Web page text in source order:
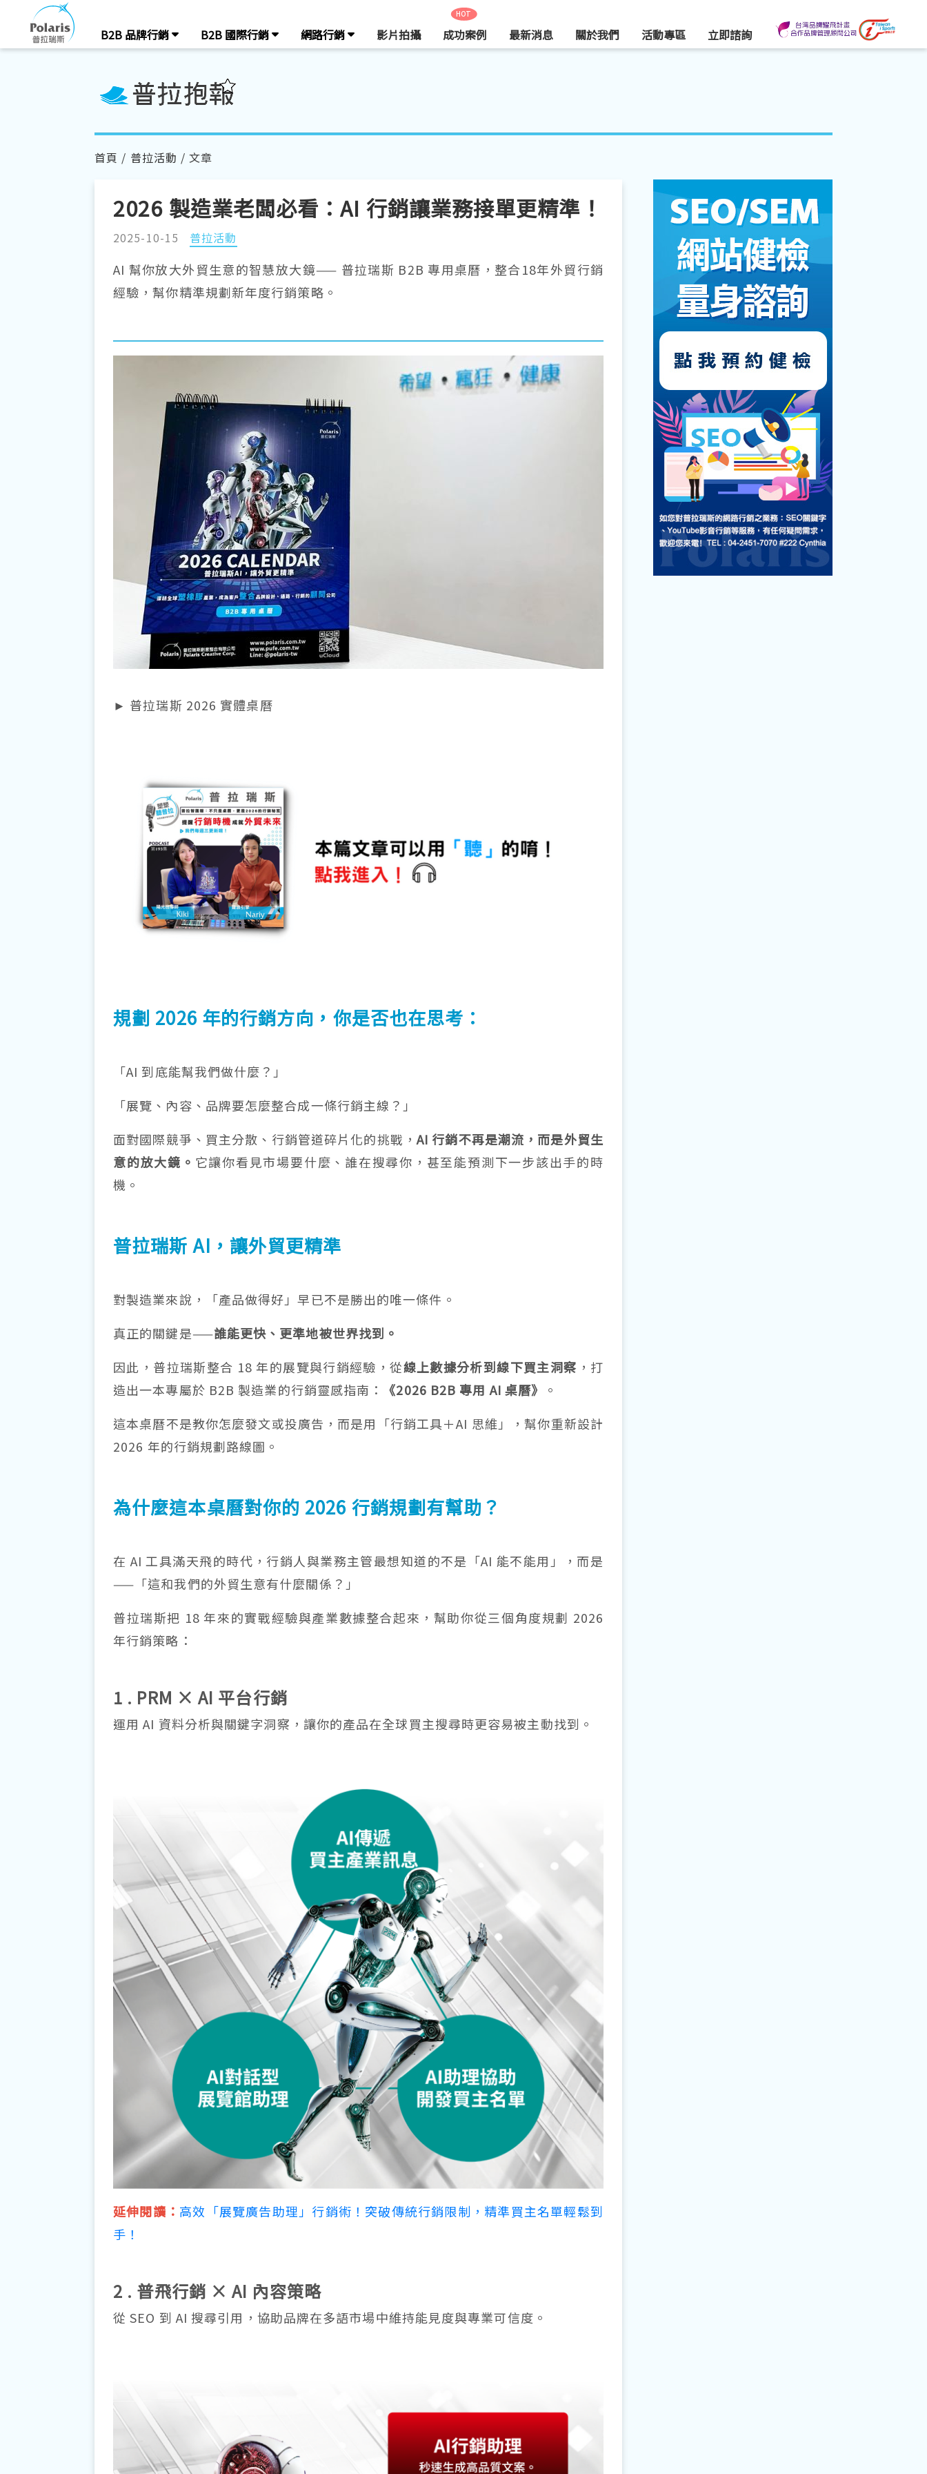
B2B 品牌行銷 B2B 國際行銷 網路行銷 影片拍攝
HOT
成功案例 最新消息 關於我們 活動專區 立即諮詢
首頁 / 普拉活動 / 文章
2026 製造業老闆必看：AI 行銷讓業務接單更精準！
2025-10-15 普拉活動
AI 幫你放大外貿生意的智慧放大鏡—— 普拉瑞斯 B2B 專用桌曆，整合18年外貿行銷
經驗，幫你精準規劃新年度行銷策略。
► 普拉瑞斯 2026 實體桌曆
規劃 2026 年的行銷方向，你是否也在思考：
「AI 到底能幫我們做什麼？」
「展覽、內容、品牌要怎麼整合成一條行銷主線？」
面對國際競爭、買主分散、行銷管道碎片化的挑戰， AI 行銷不再是潮流，而是外貿生
意的放大鏡。 它讓你看見市場要什麼、誰在搜尋你，甚至能預測下一步該出手的時
機。
普拉瑞斯 AI，讓外貿更精準
對製造業來說，「產品做得好」早已不是勝出的唯一條件。
真正的關鍵是——誰能更快、更準地被世界找到。
因此，普拉瑞斯整合 18 年的展覽與行銷經驗，從線上數據分析到線下買主洞察 ，打
造出一本專屬於 B2B 製造業的行銷靈感指南：
《2026 B2B 專用 AI 桌曆》
。
這本桌曆不是教你怎麼發文或投廣告，而是用「行銷工具＋AI 思維」，幫你重新設計
2026 年的行銷規劃路線圖。
為什麼這本桌曆對你的 2026 行銷規劃有幫助？
在 AI 工具滿天飛的時代，行銷人與業務主管最想知道的不是「AI 能不能用」，而是
——「這和我們的外貿生意有什麼關係？」
普拉瑞斯把 18 年來的實戰經驗與產業數據整合起來，幫助你從三個角度規劃 2026
年行銷策略：
1 . PRM × AI 平台行銷
運用 AI 資料分析與關鍵字洞察，讓你的產品在全球買主搜尋時更容易被主動找到。
延伸閱讀： 高效「展覽廣告助理」行銷術！突破傳統行銷限制，精準買主名單輕鬆到
手！
2 . 普飛行銷 × AI 內容策略
從 SEO 到 AI 搜尋引用，協助品牌在多語市場中維持能見度與專業可信度。